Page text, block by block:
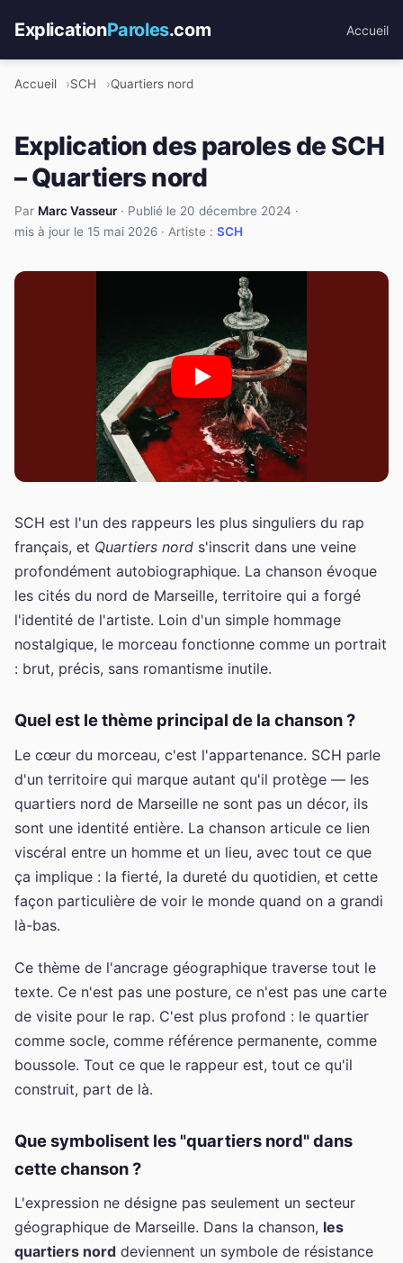
ExplicationParoles.com Accueil
Accueil SCH Quartiers nord
Explication des paroles de SCH
– Quartiers nord
Par Marc Vasseur· Publié le 20 décembre 2024 ·
mis à jour le 15 mai 2026 · Artiste : SCH
SCH est l'un des rappeurs les plus singuliers du rap
français, et Quartiers nord s'inscrit dans une veine
profondément autobiographique. La chanson évoque
les cités du nord de Marseille, territoire qui a forgé
l'identité de l'artiste. Loin d'un simple hommage
nostalgique, le morceau fonctionne comme un portrait
: brut, précis, sans romantisme inutile.
Quel est le thème principal de la chanson ?
Le cœur du morceau, c'est l'appartenance. SCH parle
d'un territoire qui marque autant qu'il protège — les
quartiers nord de Marseille ne sont pas un décor, ils
sont une identité entière. La chanson articule ce lien
viscéral entre un homme et un lieu, avec tout ce que
ça implique : la fierté, la dureté du quotidien, et cette
façon particulière de voir le monde quand on a grandi
là-bas.
Ce thème de l'ancrage géographique traverse tout le
texte. Ce n'est pas une posture, ce n'est pas une carte
de visite pour le rap. C'est plus profond : le quartier
comme socle, comme référence permanente, comme
boussole. Tout ce que le rappeur est, tout ce qu'il
construit, part de là.
Que symbolisent les "quartiers nord" dans
cette chanson ?
L'expression ne désigne pas seulement un secteur
géographique de Marseille. Dans la chanson, les
quartiers nord deviennent un symbole de résistance